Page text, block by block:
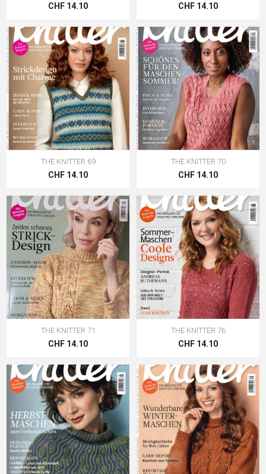
CHF 14.10 CHF 14.10
THE KNITTER 69
CHF 14.10
THE KNITTER 70
CHF 14.10
THE KNITTER 71
CHF 14.10
THE KNITTER 76
CHF 14.10